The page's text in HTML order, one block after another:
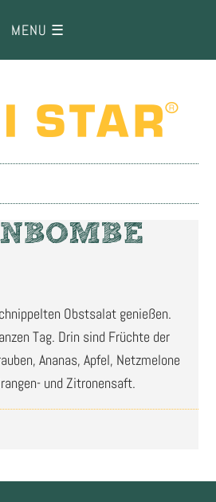
Obstsalat genießen.
Tag. Drin sind Früchte der
Ananas, Apfel, Netzmelone
und Zitronensaft.